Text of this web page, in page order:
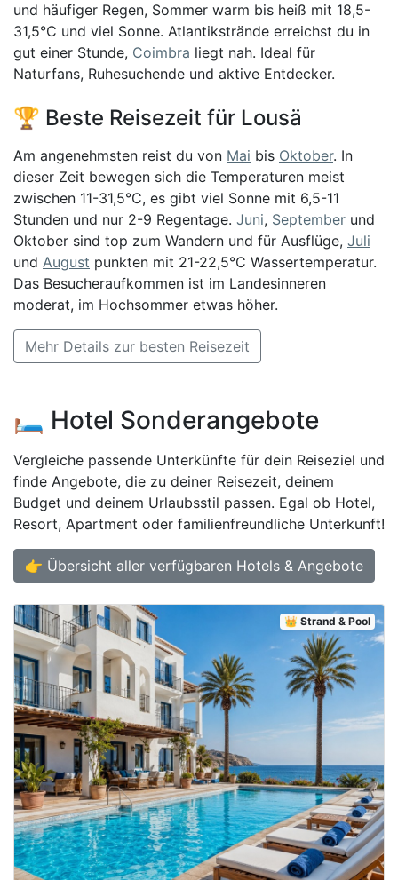
und häufiger Regen, Sommer warm bis heiß mit 18,5-
31,5°C und viel Sonne. Atlantikstrände erreichst du in
gut einer Stunde, Coimbra liegt nah. Ideal für
Naturfans, Ruhesuchende und aktive Entdecker.
🏆 Beste Reisezeit für Lousä
Am angenehmsten reist du von Mai bis Oktober. In
dieser Zeit bewegen sich die Temperaturen meist
zwischen 11-31,5°C, es gibt viel Sonne mit 6,5-11
Stunden und nur 2-9 Regentage. Juni, September und
Oktober sind top zum Wandern und für Ausflüge, Juli
und August punkten mit 21-22,5°C Wassertemperatur.
Das Besucheraufkommen ist im Landesinneren
moderat, im Hochsommer etwas höher.
Mehr Details zur besten Reisezeit
🛏️ Hotel Sonderangebote
Vergleiche passende Unterkünfte für dein Reiseziel und
finde Angebote, die zu deiner Reisezeit, deinem
Budget und deinem Urlaubsstil passen. Egal ob Hotel,
Resort, Apartment oder familienfreundliche Unterkunft!
👉 Übersicht aller verfügbaren Hotels & Angebote
👑 Strand & Pool